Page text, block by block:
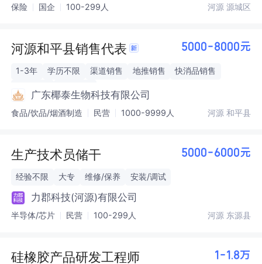
保险 国企 100-299人 河源 源城区
河源和平县销售代表 5000-8000元
1-3年 学历不限 渠道销售 地推销售
快消品销售
酒水销售
广东椰泰生物科技有限公司
食品/饮品/烟酒制造 民营 1000-9999人 河源 和平县
生产技术员储干 5000-6000元
经验不限 大专 维修/保养 安装/调试
力郡科技(河源)有限公司
半导体/芯片 民营 100-299人 河源 东源县
硅橡胶产品研发工程师 1-1.8万